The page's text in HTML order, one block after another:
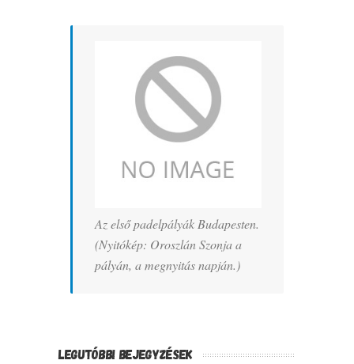
Az első padelpályák Budapesten.
(Nyitókép: Oroszlán Szonja a
pályán, a megnyitás napján.)
LEGUTÓBBI BEJEGYZÉSEK